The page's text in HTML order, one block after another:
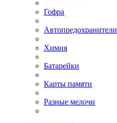
Гофра
Автопредохранители
Химия
Батарейки
Карты памяти
Разные мелочи